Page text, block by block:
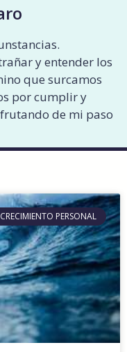
y entender los
que surcamos
por cumplir y
de mi paso
CRECIMIENTO PERSONAL